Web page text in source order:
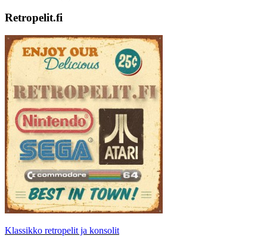
Retropelit.fi
Klassikko retropelit ja konsolit